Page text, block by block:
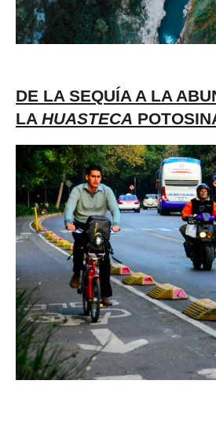
DE LA SEQUÍA A LA
LA HUASTECA